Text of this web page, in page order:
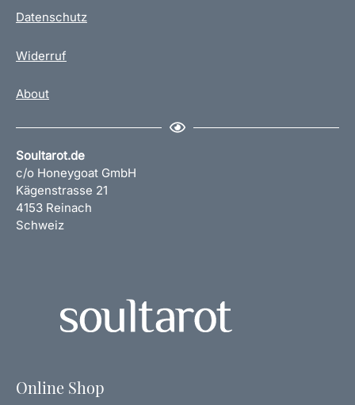
Datenschutz
Widerruf
About
Soultarot.de
c/o Honeygoat GmbH
Kägenstrasse 21
4153 Reinach
Schweiz
Online Shop